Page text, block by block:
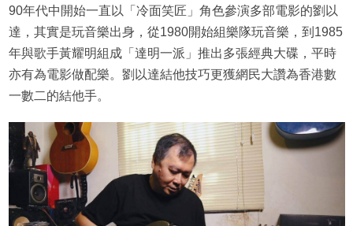
90年代中開始一直以「冷面笑匠」角色參演多部電影的劉以
達，其實是玩音樂出身，從1980開始組樂隊玩音樂，到1985
年與歌手黃耀明組成「達明一派」推出多張經典大碟，平時
亦有為電影做配樂。劉以達結他技巧更獲網民大讚為香港數
一數二的結他手。